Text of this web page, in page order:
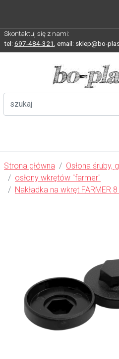
Skontaktuj się z nami:
tel: 697-484-321 email: sklep@bo-
Strona główna
Osłona śruby,
osłony wkrętów "farmer"
Nakładka na wkręt FARMER